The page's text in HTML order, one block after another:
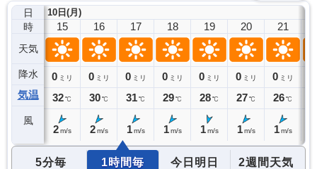
日
時
天気
降水
気温
風
10日(月)
14
0ミリ
32℃
15
0 ミリ
32℃
2 m/s
16
0 ミリ
30℃
2 m/s
17
0 ミリ
31℃
1 m/s
18
0 ミリ
29℃
1 m/s
19
0 ミリ
28℃
1 m/s
20
0 ミリ
27℃
1 m/s
21
0 ミリ
26℃
1 m/s
5分毎 1時間毎 今日明日 2週間天気